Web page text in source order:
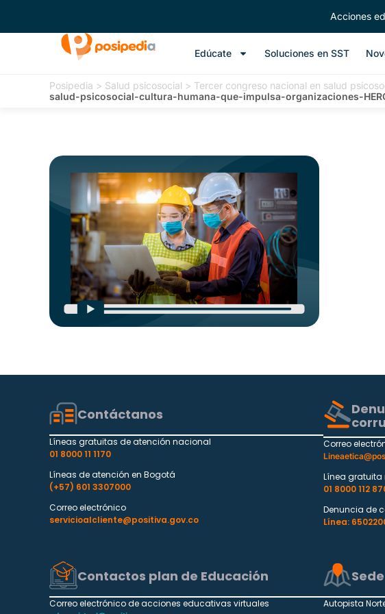
Acciones
Edúcate Soluciones en SST
Posipedia > Salud psicosocial > Tercer congreso nacional en salud
salud-psicosocial-cultura-humana-que-impulsa-organizaciones-
Contáctanos
Líneas gratuitas de atención nacional
01 8000 11 1170
Líneas de atención en Bogotá
(+57) 601 3307000
Correo electrónico
servicioalcliente@positiva.gov.co
Correo
Línea
01 8000 112
Denuncia de
Línea:
Contactos plan de Educación
Correo electrónico de acciones educativas virtuales Autopista